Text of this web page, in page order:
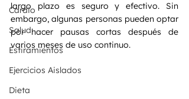
Cardio
Salud
Estiramientos
Ejercicios Aislados
Dieta
largo plazo es seguro y efectivo. Sin
embargo, algunas personas pueden optar
por hacer pausas cortas después de
varios meses de uso continuo.